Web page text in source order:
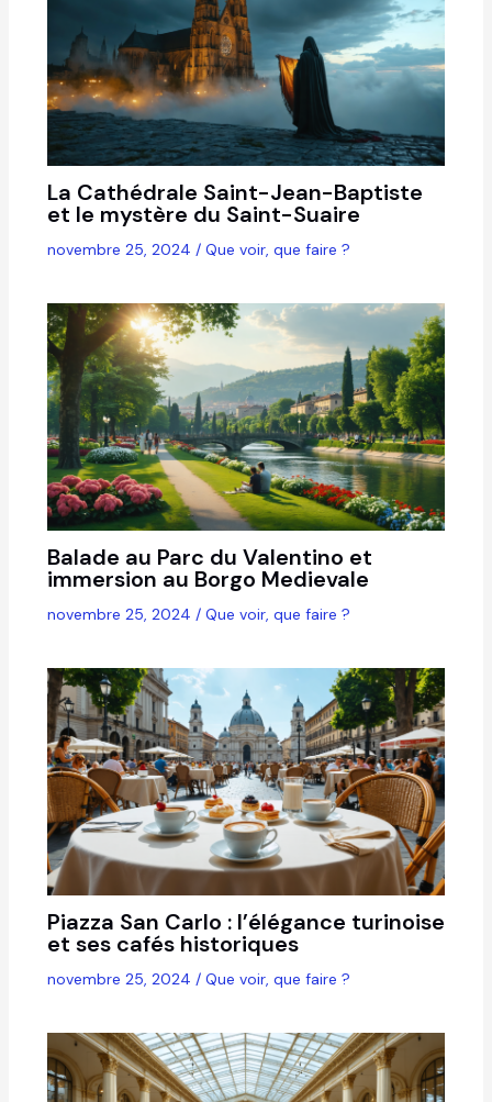
La Cathédrale Saint-Jean-Baptiste
et le mystère du Saint-Suaire
novembre 25, 2024 / Que voir, que faire ?
Balade au Parc du Valentino et
immersion au Borgo Medievale
novembre 25, 2024 / Que voir, que faire ?
Piazza San Carlo : l’élégance turinoise
et ses cafés historiques
novembre 25, 2024 / Que voir, que faire ?